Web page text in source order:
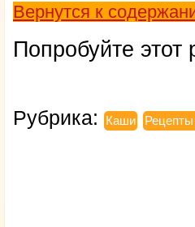
Вернутся к
Попробуйте этот
Рубрика: Каши